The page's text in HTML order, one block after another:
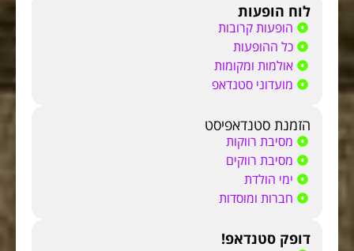
לוח הופעות
הופעות קרובות
כל ההופעות
אולמות ומקומות
מועדוני סטנדאפ
הזמנת סטנדאפיסט
מסיבת רווקות
מסיבת רווקים
ימי הולדת
חברות ומוסדות
דופק סטנדאפ!